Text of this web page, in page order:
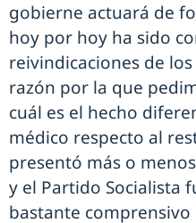
gobierne actuará de
hoy por hoy ha sido
reivindicaciones de
razón por la que
cuál es el hecho
médico respecto al
presentó más o
y el Partido Socialista
bastante